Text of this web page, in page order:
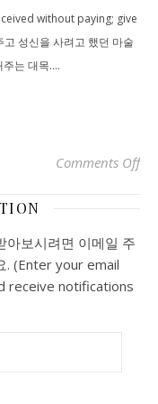
without paying; give
고 성신을 사려고 했던 마술
는 대목....
Comments Offon
아보시려면 이메일 주
. (Enter your email
receive notifications